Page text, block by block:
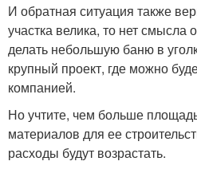
И обратная ситуация также
участка велика, то нет смысла
делать небольшую баню в
крупный проект, где можно
компанией.
Но учтите, чем больше
материалов для ее
расходы будут возрастать.